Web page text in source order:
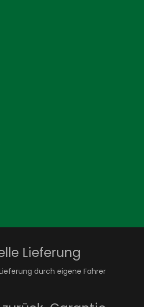
Lieferung
durch eigene Fahrer